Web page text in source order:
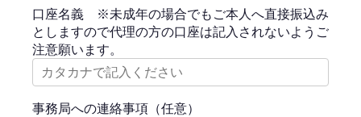
口座名義 ※未成年の場合でもご本人へ直接振込み
としますので代理の方の口座は記入されないようご
注意願います。
事務局への連絡事項（任意）